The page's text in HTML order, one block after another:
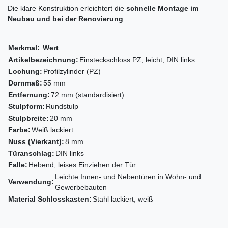
Die klare Konstruktion erleichtert die schnelle Montage im
Neubau und bei der Renovierung
Merkmal: Wert
Artikelbezeichnung: Einsteckschloss PZ, leicht, DIN links
Lochung: Profilzylinder (PZ)
Dornmaß:55 mm
Entfernung:72 mm (standardisiert)
Stulpform: Rundstulp
Stulpbreite: 20 mm
Farbe:Weiß lackiert
Nuss (Vierkant):8 mm
Türanschlag: DIN links
Falle: Hebend, leises Einziehen der Tür
Verwendung:
Leichte Innen- und Nebentüren in Wohn- und
Gewerbebauten
Material Schlosskasten:Stahl lackiert, weiß